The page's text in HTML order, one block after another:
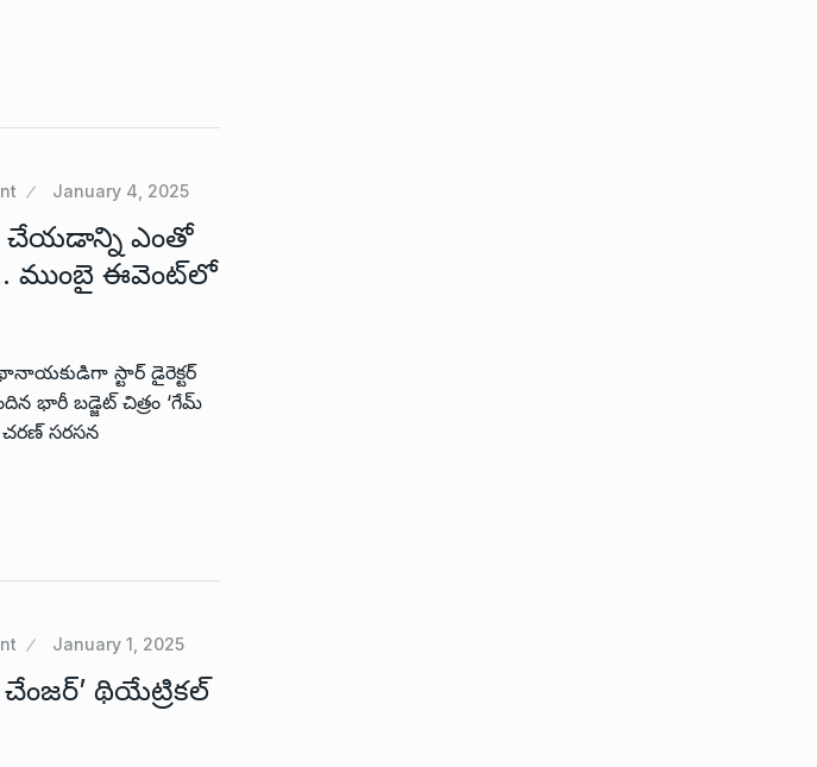
January 4, 2025
చేయడాన్ని ఎంతో
ముంబై ఈవెంట్‌లో
స్టార్ డైరెక్ట‌ర్
భారీ బ‌డ్జెట్ చిత్రం ‘గేమ్
సరసన
January 1, 2025
థియేట్రిక‌ల్‌